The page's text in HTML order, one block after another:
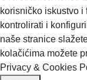
korisničko iskustvo
kontrolirati i
naše stranice
kolačićima možete
Privacy & Cookies